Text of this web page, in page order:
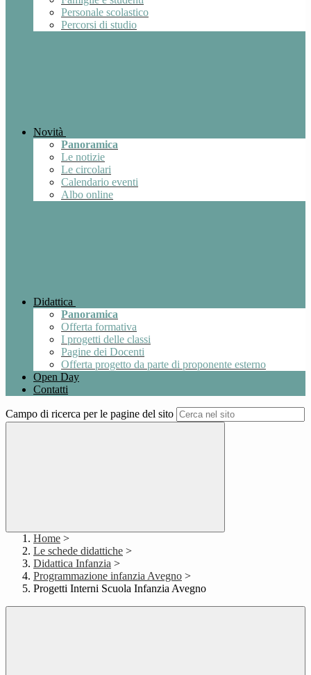
Personale scolastico
Percorsi di studio
Novità
Panoramica
Le notizie
Le circolari
Calendario eventi
Albo online
Didattica
Panoramica
Offerta formativa
I progetti delle classi
Pagine dei Docenti
Offerta progetto da parte di proponente esterno
Open Day
Contatti
Campo di ricerca per le pagine del sito
Home >
Le schede didattiche >
Didattica Infanzia >
Programmazione infanzia Avegno >
Progetti Interni Scuola Infanzia Avegno